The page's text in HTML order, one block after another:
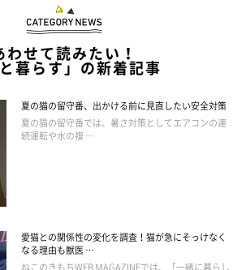
わせて読みたい！
と暮らす」の新着記事
夏の猫の留守番、出かける前に見直したい安全対策
夏の猫の留守番では、暑さ対策としてエアコンの連
続運転や水の複 …
愛猫との関係性の変化を調査！猫が急にそっけなく
なる理由も獣医 …